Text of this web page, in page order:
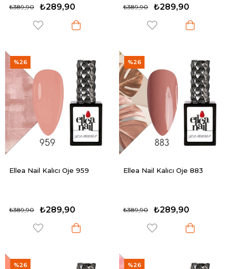
₺289,90
₺389,90 ₺289,90
₺389,90
Ellea Nail Kalıcı Oje 959
₺289,90
₺389,90
%26
Ellea Nail Kalıcı Oje 883
₺289,90
₺389,90
%26
%26 %26